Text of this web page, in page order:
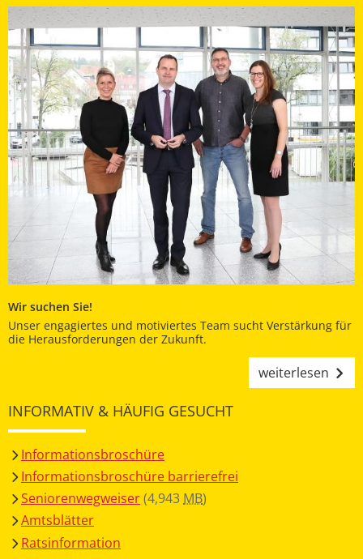
Wir suchen Sie!
Unser engagiertes und motiviertes Team sucht Verstärkung für
die Herausforderungen der Zukunft.
weiterlesen
INFORMATIV & HÄUFIG GESUCHT
Informationsbroschüre
Informationsbroschüre barrierefrei
Seniorenwegweiser(4,943 MB)
Amtsblätter
Ratsinformation